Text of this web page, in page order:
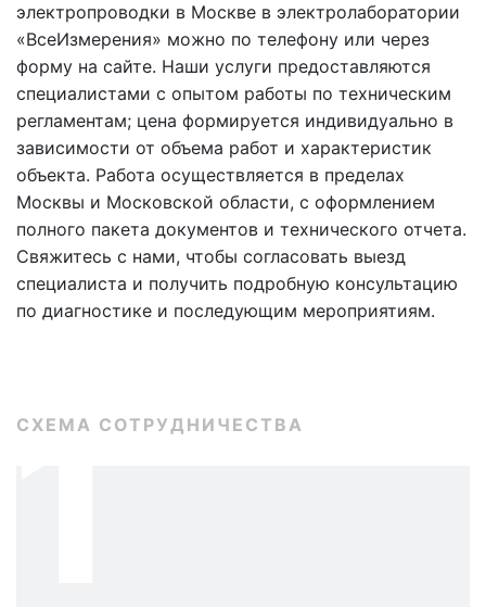
электропроводки в Москве в электролаборатории
«ВсеИзмерения» можно по телефону или через
форму на сайте. Наши услуги предоставляются
специалистами с опытом работы по техническим
регламентам; цена формируется индивидуально в
зависимости от объема работ и характеристик
объекта. Работа осуществляется в пределах
Москвы и Московской области, с оформлением
полного пакета документов и технического отчета.
Свяжитесь с нами, чтобы согласовать выезд
специалиста и получить подробную консультацию
по диагностике и последующим мероприятиям.
СХЕМА СОТРУДНИЧЕСТВА
1